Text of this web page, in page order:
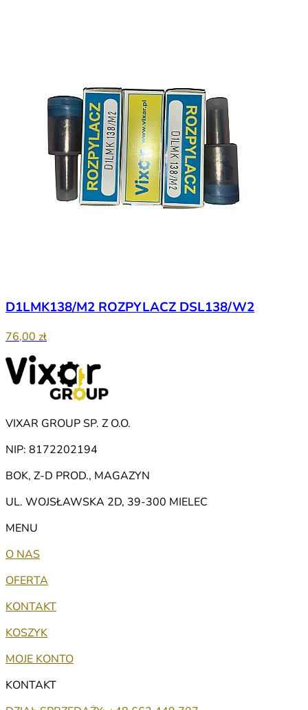
D1LMK138/M2 ROZPYLACZ DSL138/W2
76,00 zł
VIXAR GROUP SP. Z O.O.
NIP: 8172202194
BOK, Z-D PROD., MAGAZYN
UL. WOJSŁAWSKA 2D, 39-300 MIELEC
MENU
O NAS
OFERTA
KONTAKT
KOSZYK
MOJE KONTO
KONTAKT